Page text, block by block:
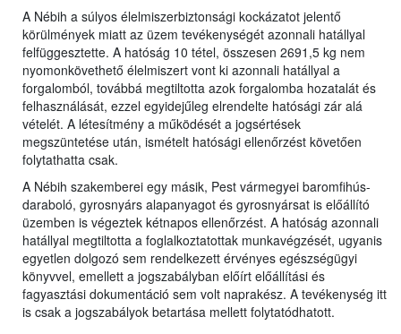
A Nébih a súlyos élelmiszerbiztonsági kockázatot jelentő
körülmények miatt az üzem tevékenységét azonnali hatállyal
felfüggesztette. A hatóság 10 tétel, összesen 2691,5 kg nem
nyomonkövethető élelmiszert vont ki azonnali hatállyal a
forgalomból, továbbá megtiltotta azok forgalomba hozatalát és
felhasználását, ezzel egyidejűleg elrendelte hatósági zár alá
vételét. A létesítmény a működését a jogsértések
megszüntetése után, ismételt hatósági ellenőrzést követően
folytathatta csak.
A Nébih szakemberei egy másik, Pest vármegyei baromfihús-
daraboló, gyrosnyárs alapanyagot és gyrosnyársat is előállító
üzemben is végeztek kétnapos ellenőrzést. A hatóság azonnali
hatállyal megtiltotta a foglalkoztatottak munkavégzését, ugyanis
egyetlen dolgozó sem rendelkezett érvényes egészségügyi
könyvvel, emellett a jogszabályban előírt előállítási és
fagyasztási dokumentáció sem volt naprakész. A tevékenység itt
is csak a jogszabályok betartása mellett folytatódhatott.